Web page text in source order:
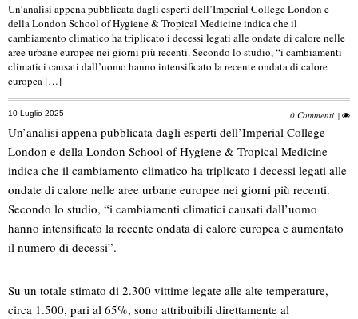
Un’analisi appena pubblicata dagli esperti dell’Imperial College London e
della London School of Hygiene & Tropical Medicine indica che il
cambiamento climatico ha triplicato i decessi legati alle ondate di calore nelle
aree urbane europee nei giorni più recenti. Secondo lo studio, “i cambiamenti
climatici causati dall’uomo hanno intensificato la recente ondata di calore
europea […]
10 Luglio 2025 0 Commenti |
Un’analisi appena pubblicata dagli esperti dell’Imperial College
London e della London School of Hygiene & Tropical Medicine
indica che il cambiamento climatico ha triplicato i decessi legati alle
ondate di calore nelle aree urbane europee nei giorni più recenti.
Secondo lo studio, “i cambiamenti climatici causati dall’uomo
hanno intensificato la recente ondata di calore europea e aumentato
il numero di decessi”.
Su un totale stimato di 2.300 vittime legate alle alte temperature,
circa 1.500, pari al 65%, sono attribuibili direttamente al